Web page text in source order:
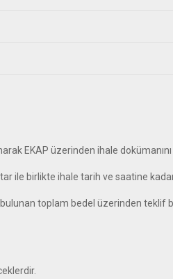
EKAP üzerinden ihale
ile birlikte ihale tarih ve saatine
toplam bedel üzerinden